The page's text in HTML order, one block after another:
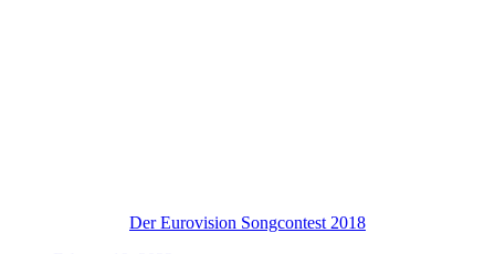
Der Eurovision Songcontest 2018